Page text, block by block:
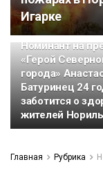
Игарке
Номинант на
«Герой
города»
Батуринец 24
заботится о
жителей
Главная Рубрика